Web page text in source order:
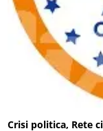
Crisi politica, Rete